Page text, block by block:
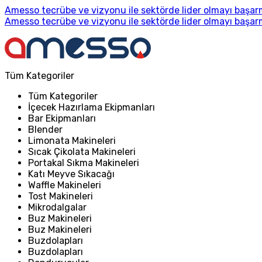
Amesso tecrübe ve vizyonu ile sektörde lider olmayı
Amesso tecrübe ve vizyonu ile sektörde lider olmayı
Tüm Kategoriler
Tüm Kategoriler
İçecek Hazırlama Ekipmanları
Bar Ekipmanları
Blender
Limonata Makineleri
Sıcak Çikolata Makineleri
Portakal Sıkma Makineleri
Katı Meyve Sıkacağı
Waffle Makineleri
Tost Makineleri
Mikrodalgalar
Buz Makineleri
Buz Makineleri
Buzdolapları
Buzdolapları